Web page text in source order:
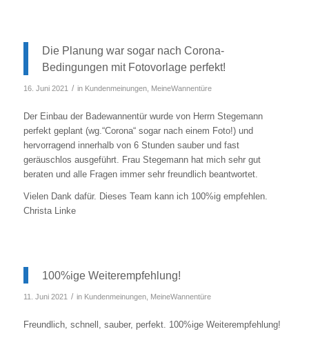
Die Planung war sogar nach Corona-
Bedingungen mit Fotovorlage perfekt!
16. Juni 2021 / in Kundenmeinungen, MeineWannentüre
Der Einbau der Badewannentür wurde von Herrn Stegemann
perfekt geplant (wg.“Corona“ sogar nach einem Foto!) und
hervorragend innerhalb von 6 Stunden sauber und fast
geräuschlos ausgeführt. Frau Stegemann hat mich sehr gut
beraten und alle Fragen immer sehr freundlich beantwortet.
Vielen Dank dafür. Dieses Team kann ich 100%ig empfehlen.
Christa Linke
100%ige Weiterempfehlung!
11. Juni 2021 / in Kundenmeinungen, MeineWannentüre
Freundlich, schnell, sauber, perfekt. 100%ige Weiterempfehlung!